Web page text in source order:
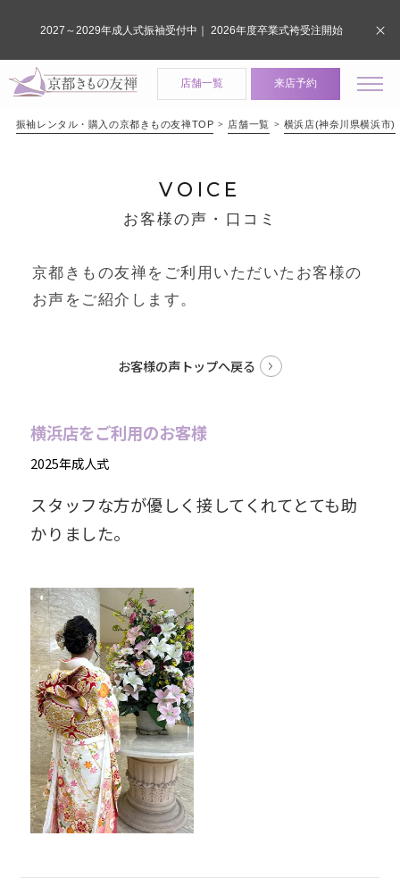
店舗一覧 来店予約
振袖レンタル・購入の京都きもの友禅TOP 店舗一覧 横浜店(神奈川県横浜市)
VOICE
お客様の声・口コミ
京都きもの友禅をご利用いただいたお客様の
お声をご紹介します。
お客様の声トップへ戻る
横浜店をご利用のお客様
2025年成人式
スタッフな方が優しく接してくれてとても助
かりました。
2027～2029年成人式振袖受付中｜ 2026年度卒業式袴受注開始